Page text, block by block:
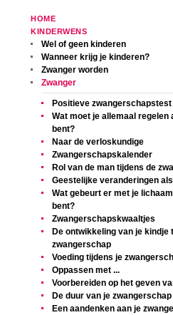
HOME
KINDERWENS
Wel of geen kinderen
Wanneer krijg je kinderen?
Zwanger worden
Zwanger
Positieve zwangerschapstest
Wat moet je allemaal regelen
bent?
Naar de verloskundige
Zwangerschapskalender
Rol van de man tijdens de
Geestelijke veranderingen
Wat gebeurt er met je
bent?
Zwangerschapskwaaltjes
De ontwikkeling van je kindje
zwangerschap
Voeding tijdens je
Oppassen met ...
Voorbereiden op het geven
De duur van je zwangerschap
Een aandenken aan je